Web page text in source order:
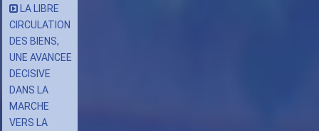
LA LIBRE
CIRCULATION
DES BIENS,
UNE AVANCEE
DECISIVE
DANS LA
MARCHE
VERS LA